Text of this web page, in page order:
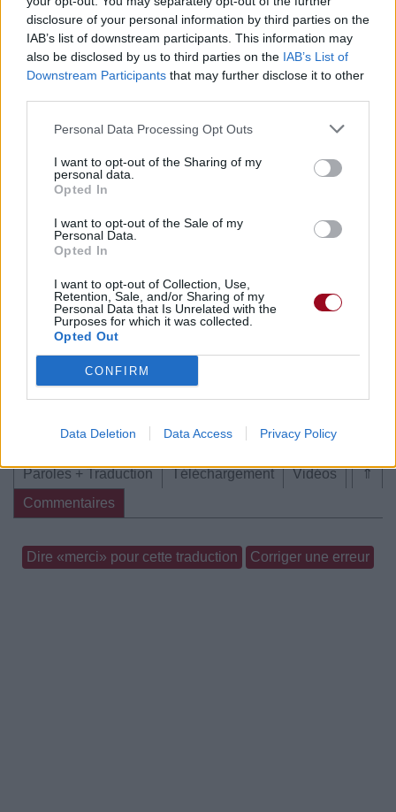
disclosure of your personal information by third parties on the
IAB’s list of downstream participants. This information may
also be disclosed by us to third parties on the IAB’s List of
Downstream Participants that may further disclose it to other
Personal Data Processing Opt Outs
I want to opt-out of the Sharing of my
personal data.
Opted In
I want to opt-out of the Sale of my
Personal Data.
Opted In
I want to opt-out of Collection, Use,
Retention, Sale, and/or Sharing of my
Personal Data that Is Unrelated with the
Purposes for which it was collected.
Opted Out
CONFIRM
Data Deletion Data Access Privacy Policy
Trouver des vinyles et des CD sur
Trouver un instrument de musique ou une partition au
meilleur prix sur
Paroles + Traduction Téléchargement
Vidéos
Commentaires
Chanson sans vidéo Chanson sans vidéo
Chanson sans vidéo
⇑
Paroles + Traduction Téléchargement
Vidéos
Commentaires
Dire «merci» pour cette traduction Corriger une erreur